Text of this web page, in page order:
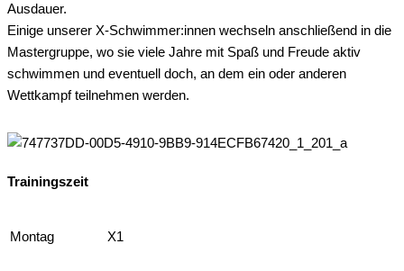
Ausdauer.
Einige unserer X-Schwimmer:innen wechseln anschließend in die
Mastergruppe, wo sie viele Jahre mit Spaß und Freude aktiv
schwimmen und eventuell doch, an dem ein oder anderen
Wettkampf teilnehmen werden.
Trainingszeit
Montag X1